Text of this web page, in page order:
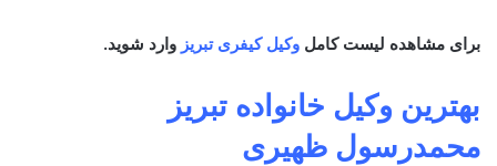
برای مشاهده لیست کامل وکیل کیفری تبریز وارد شوید.
بهترین وکیل خانواده تبریز
محمدرسول ظهیری